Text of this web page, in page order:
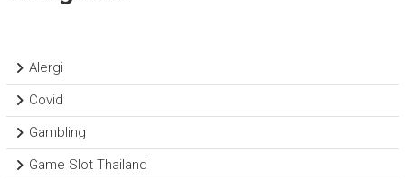
Alergi
Covid
Gambling
Game Slot Thailand